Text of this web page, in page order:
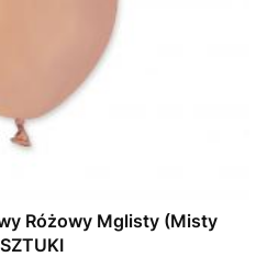
Różowy Mglisty (Misty